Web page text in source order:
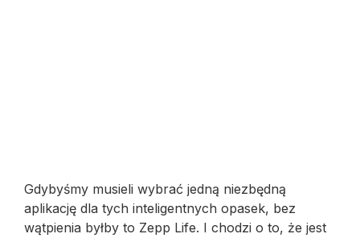
Gdybyśmy musieli wybrać jedną niezbędną
aplikację dla tych inteligentnych opasek, bez
wątpienia byłby to Zepp Life. I chodzi o to, że jest